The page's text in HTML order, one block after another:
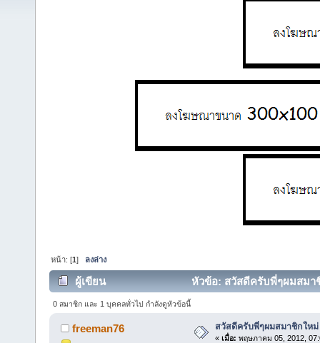
หน้า: [1] ลงล่าง
ผู้เขียน หัวข้อ: สวัสดีครับพี่ๆผมสมา
0 สมาชิก และ 1 บุคคลทั่วไป กำลังดูหัวข้อนี้
freeman76 สวัสดีครับพี่ๆผมสมาชิกให
« เมื่อ: พฤษภาคม 05, 2012,